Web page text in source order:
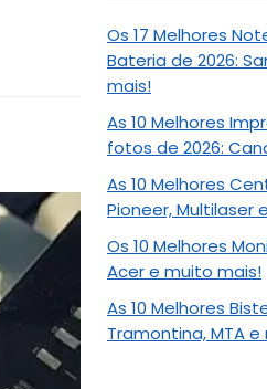
Os 17 Melhores
Bateria de 2026:
mais!
As 10 Melhores
fotos de 2026:
As 10 Melhores
Pioneer, Multilaser
Os 10 Melhores
Acer e muito mais!
As 10 Melhores
Tramontina, MTA